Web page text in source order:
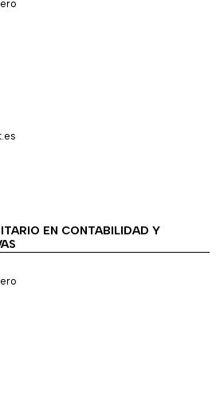
EN CONTABILIDAD Y